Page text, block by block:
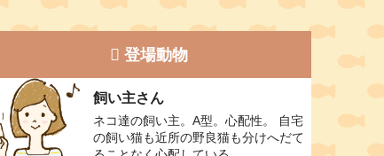
登場動物
飼い主さん
ネコ達の飼い主。A型。心配性。 自宅
の飼い猫も近所の野良猫も分けへだて